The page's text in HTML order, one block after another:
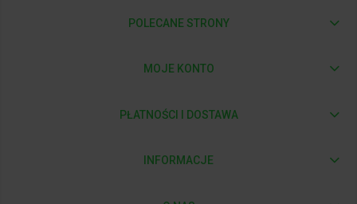
POLECANE STRONY
MOJE KONTO
PŁATNOŚCI I DOSTAWA
INFORMACJE